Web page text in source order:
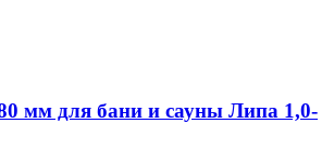
мм для бани и сауны Липа 1,0-